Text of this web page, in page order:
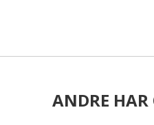
ANDRE HAR